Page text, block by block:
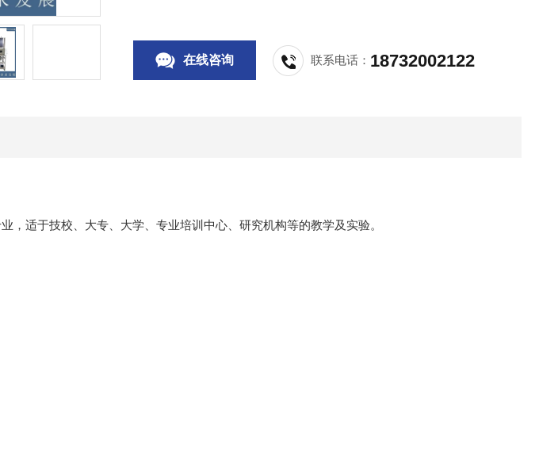
在线咨询 联系电话： 18732002122
，适于技校、大专、大学、专业培训中心、研究机构等的教学及实验。